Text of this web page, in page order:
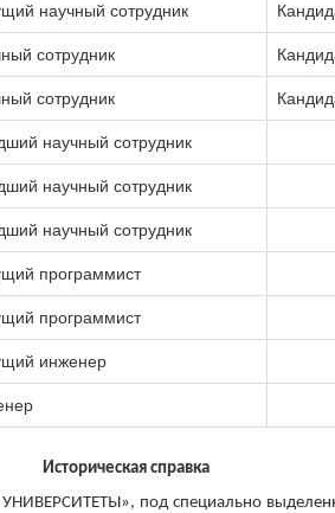
научный сотрудник
сотрудник
сотрудник
научный сотрудник
научный сотрудник
научный сотрудник
программист
программист
инженер
Историческая справка
под специально